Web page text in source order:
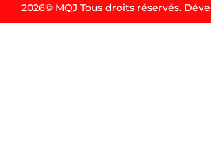
2026© MQJ Tous droits réservés.